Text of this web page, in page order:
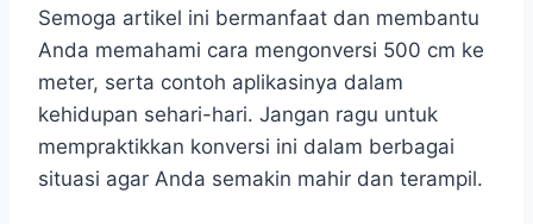
Semoga artikel ini bermanfaat dan membantu
Anda memahami cara mengonversi 500 cm ke
meter, serta contoh aplikasinya dalam
kehidupan sehari-hari. Jangan ragu untuk
mempraktikkan konversi ini dalam berbagai
situasi agar Anda semakin mahir dan terampil.